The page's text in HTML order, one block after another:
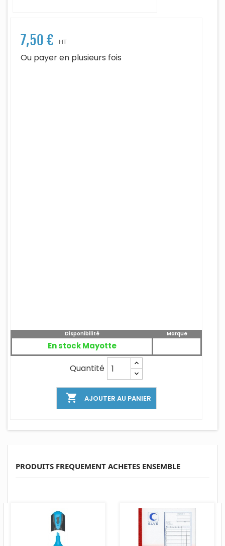
7,50 € HT
Ou payer en plusieurs fois
Disponibilité
En stock Mayotte
Marque
Quantité
 AJOUTER AU PANIER
PRODUITS FREQUEMENT ACHETES ENSEMBLE